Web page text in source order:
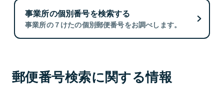
事業所の個別番号を検索する
事業所の７けたの個別郵便番号をお調べします。
郵便番号検索に関する情報